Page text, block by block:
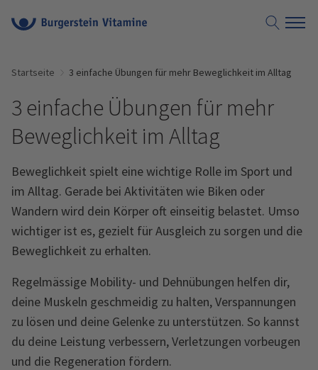
Suche
Startseite 3 einfache Übungen für mehr Beweglichkeit im Alltag
3 einfache Übungen für mehr
Beweglichkeit im Alltag
Beweglichkeit spielt eine wichtige Rolle im Sport und
im Alltag. Gerade bei Aktivitäten wie Biken oder
Wandern wird dein Körper oft einseitig belastet. Umso
wichtiger ist es, gezielt für Ausgleich zu sorgen und die
Beweglichkeit zu erhalten.
Regelmässige Mobility- und Dehnübungen helfen dir,
deine Muskeln geschmeidig zu halten, Verspannungen
zu lösen und deine Gelenke zu unterstützen. So kannst
du deine Leistung verbessern, Verletzungen vorbeugen
und die Regeneration fördern.